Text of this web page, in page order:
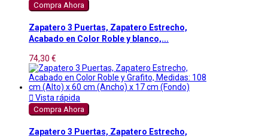
Compra Ahora
Zapatero 3 Puertas, Zapatero Estrecho,
Acabado en Color Roble y blanco,...
74,30 €
 Vista rápida
Compra Ahora
Zapatero 3 Puertas, Zapatero Estrecho,